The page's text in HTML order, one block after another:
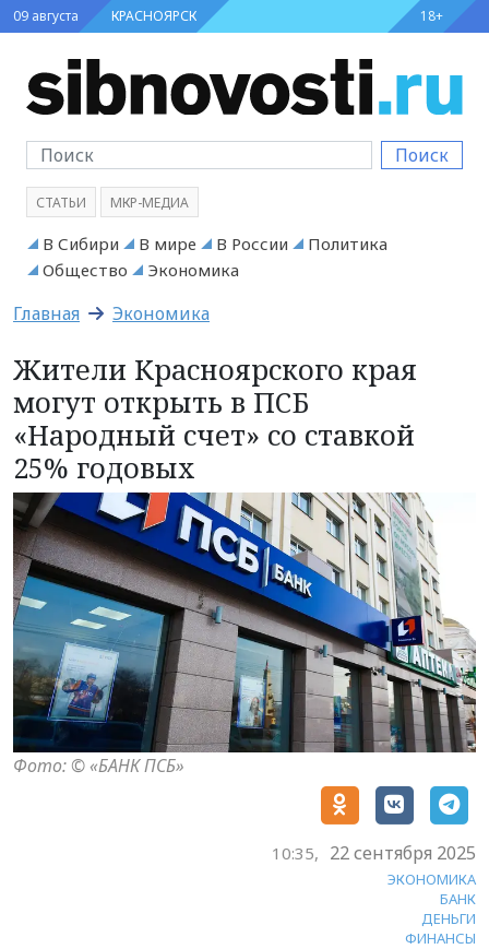
09 августа КРАСНОЯРСК 18+
Поиск
СТАТЬИ МКР-МЕДИА
В Сибири В мире В России
Политика
Общество
Экономика
Главная Экономика
Жители Красноярского края
могут открыть в ПСБ
«Народный счет» со ставкой
25% годовых
Фото: © «БАНК ПСБ»
10:35, 22 сентября 2025
ЭКОНОМИКА
БАНК
ДЕНЬГИ
ФИНАНСЫ